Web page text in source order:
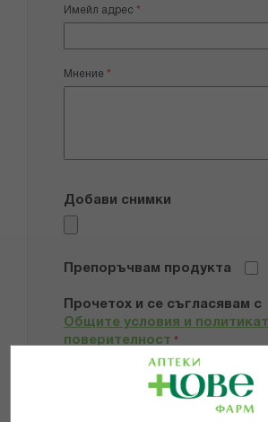
Имейл адрес
Мнение
Добави снимки
Препоръчвам продукта
Прочетох и се съгласявам с
Общите условия и
поверителност *
ИЗПРАТИ